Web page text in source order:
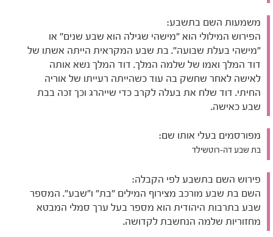
משמעות השם בתשבע:
הפירוש המילולי הוא "מישהי שגילה הוא שבע שנים" או
"מישהי בעלת שבועה". בת שבע המקראית הייתה אשתו של
דוד המלך ואמו של שלמה המלך. דוד המלך נשא אותה
לאישה לאחר שחשק בה עוד כשהייתה רעייתו של אוריה
החיתי. דוד שלח את בעלה לקרב כדי שייהרג וכך זכה בבת
שבע כאישה.
מפורסמים בעלי אותו שם:
בת שבע דה-רוטשילד
פירוש השם בתשבע לפי הקבלה:
השם בת שבע מורכב מצירוף המילים "בת" ו"שבע". המספר
שבע בתרבות היהודית הוא מספר בעל ערך סמלי המבטא
מחזוריות שלמה הנחשבת לקדושה.